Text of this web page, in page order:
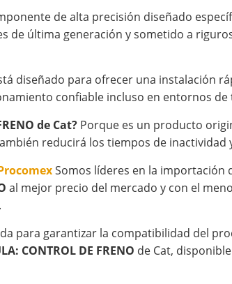
de alta precisión diseñado
de última generación y sometido a
diseñado para ofrecer una instalación
confiable incluso en entornos
de Cat? Porque es un producto
reducirá los tiempos de
Somos líderes en la importación
al mejor precio del mercado y con el
para garantizar la compatibilidad del
CONTROL DE FRENO de Cat,